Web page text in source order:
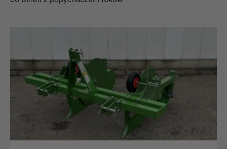
Warzywa szklarniowe (347)
(333)
(438)
Sprzedaj swoją maszynę!
Wyszukaj według typu
Ostatnio widziany maszyny